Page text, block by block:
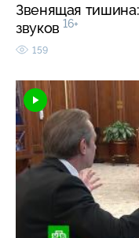
Звенящая
звуков 16+
159